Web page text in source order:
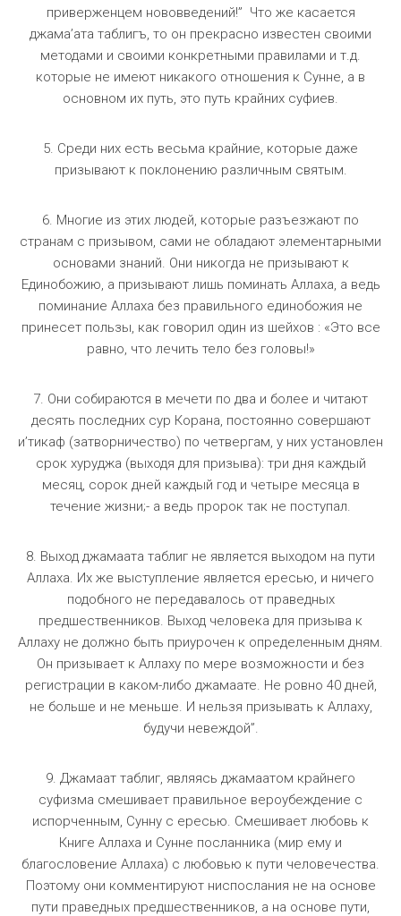
приверженцем нововведений!” Что же касается
джама’ата таблигъ, то он прекрасно известен своими
методами и своими конкретными правилами и т.д.
которые не имеют никакого отношения к Сунне, а в
основном их путь, это путь крайних суфиев.
5. Среди них есть весьма крайние, которые даже
призывают к поклонению различным святым.
6. Многие из этих людей, которые разъезжают по
странам с призывом, сами не обладают элементарными
основами знаний. Они никогда не призывают к
Единобожию, а призывают лишь поминать Аллаха, а ведь
поминание Аллаха без правильного единобожия не
принесет пользы, как говорил один из шейхов : «Это все
равно, что лечить тело без головы!»
7. Они собираются в мечети по два и более и читают
десять последних сур Корана, постоянно совершают
и’тикаф (затворничество) по четвергам, у них установлен
срок хуруджа (выходя для призыва): три дня каждый
месяц, сорок дней каждый год и четыре месяца в
течение жизни;- а ведь пророк так не поступал.
8. Выход джамаата таблиг не является выходом на пути
Аллаха. Их же выступление является ересью, и ничего
подобного не передавалось от праведных
предшественников. Выход человека для призыва к
Аллаху не должно быть приурочен к определенным дням.
Он призывает к Аллаху по мере возможности и без
регистрации в каком-либо джамаате. Не ровно 40 дней,
не больше и не меньше. И нельзя призывать к Аллаху,
будучи невеждой”.
9. Джамаат таблиг, являясь джамаатом крайнего
суфизма смешивает правильное вероубеждение с
испорченным, Сунну с ересью. Смешивает любовь к
Книге Аллаха и Сунне посланника (мир ему и
благословение Аллаха) с любовью к пути человечества.
Поэтому они комментируют ниспослания не на основе
пути праведных предшественников, а на основе пути,